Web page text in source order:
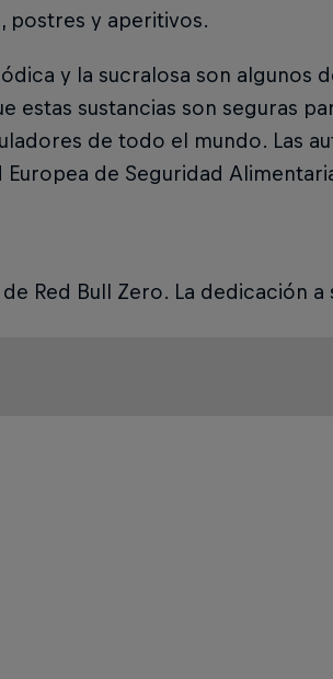
postres y aperitivos.
y la sucralosa son
estas sustancias son seguras
de todo el mundo. Las
de Seguridad
Red Bull Zero. La dedicación